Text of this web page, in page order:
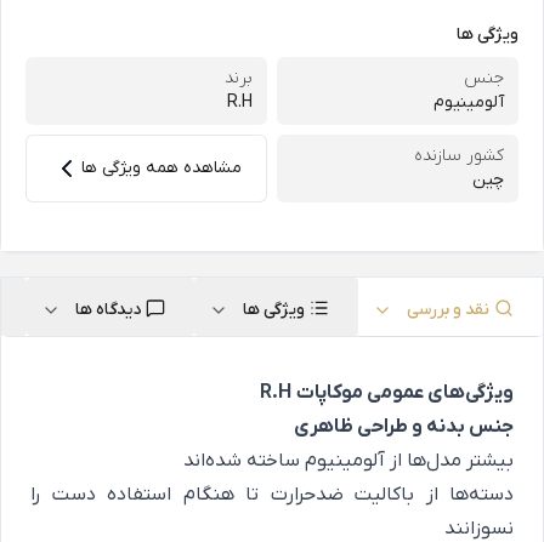
ویژگی ها
جنس
آلومینیوم
برند
R.H
کشور سازنده
چین
مشاهده همه ویژگی ها
نقد و بررسی ویژگی ها دیدگاه ها
ویژگی‌های عمومی موکاپات R.H
جنس بدنه و طراحی ظاهری
بیشتر مدل‌ها از آلومینیوم ساخته شده‌اند
دسته‌ها از باکالیت ضدحرارت تا هنگام استفاده دست را
نسوزانند